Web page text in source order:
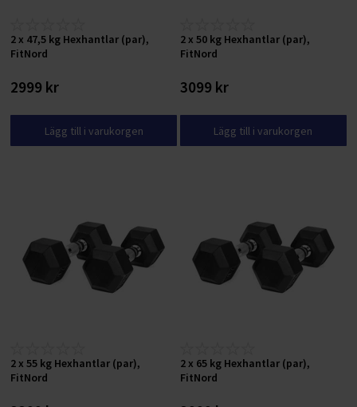
2 x 47,5 kg Hexhantlar (par),
FitNord
2999 kr
Lägg till i varukorgen
2 x 50 kg Hexhantlar (par),
FitNord
3099 kr
Lägg till i varukorgen
2 x 55 kg Hexhantlar (par),
FitNord
2 x 65 kg Hexhantlar (par),
FitNord